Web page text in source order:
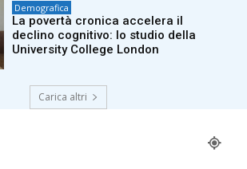
Demografica
La povertà cronica accelera il
declino cognitivo: lo studio della
University College London
Carica altri